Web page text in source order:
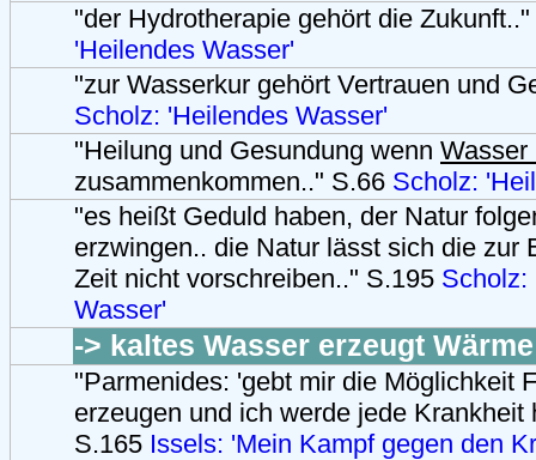
"der Hydrotherapie gehört die
'Heilendes Wasser'
"zur Wasserkur gehört Vertrauen und
Scholz: 'Heilendes Wasser'
"Heilung und Gesundung wenn Wasser
zusammenkommen.." S.66 Scholz:
"es heißt Geduld haben, der Natur
erzwingen.. die Natur lässt sich die zur
Zeit nicht vorschreiben.." S.195 Scholz:
Wasser'
-> kaltes Wasser erzeugt
"Parmenides: 'gebt mir die Möglichkeit
erzeugen und ich werde jede Krankheit
S.165 Issels: 'Mein Kampf gegen den